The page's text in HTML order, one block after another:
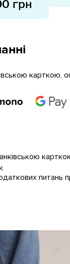
грн
карткою,
питань